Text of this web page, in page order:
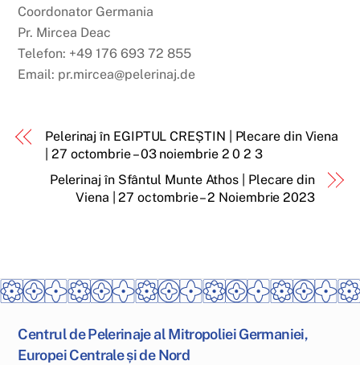
Coordonator Germania
Pr. Mircea Deac
Telefon: +49 176 693 72 855
Email: pr.mircea@pelerinaj.de
Pelerinaj în EGIPTUL CREȘTIN | Plecare din Viena
| 27 octombrie – 03 noiembrie 2 0 2 3
Pelerinaj în Sfântul Munte Athos | Plecare din
Viena | 27 octombrie – 2 Noiembrie 2023
Centrul de Pelerinaje al Mitropoliei Germaniei,
Europei Centrale și de Nord